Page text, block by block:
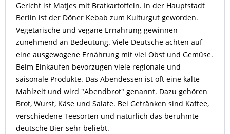
Gericht ist Matjes mit Bratkartoffeln. In der Hauptstadt
Berlin ist der Döner Kebab zum Kulturgut geworden.
Vegetarische und vegane Ernährung gewinnen
zunehmend an Bedeutung. Viele Deutsche achten auf
eine ausgewogene Ernährung mit viel Obst und Gemüse.
Beim Einkaufen bevorzugen viele regionale und
saisonale Produkte. Das Abendessen ist oft eine kalte
Mahlzeit und wird "Abendbrot" genannt. Dazu gehören
Brot, Wurst, Käse und Salate. Bei Getränken sind Kaffee,
verschiedene Teesorten und natürlich das berühmte
deutsche Bier sehr beliebt.